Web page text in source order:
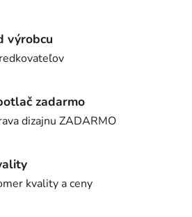
výrobcu
zadarmo
dizajnu ZADARMO
kvality a ceny